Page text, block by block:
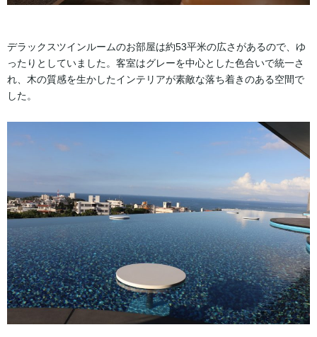
デラックスツインルームのお部屋は約53平米の広さがあるので、ゆ
ったりとしていました。客室はグレーを中心とした色合いで統一さ
れ、木の質感を生かしたインテリアが素敵な落ち着きのある空間で
した。